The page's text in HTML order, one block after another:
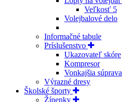
Veľkosť 5
Volejbalové delo
Informačné tabule
Príslušenstvo
Ukazovateľ skóre
Kompresor
Vonkajšia súprava
Výrazné dresy
Školské športy
Žínenky